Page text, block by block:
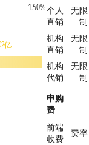
1.50%
亿
个人
直销
无限
制
机构
直销
无限
制
机构
代销
无限
制
申购
费
前端
收费
费率